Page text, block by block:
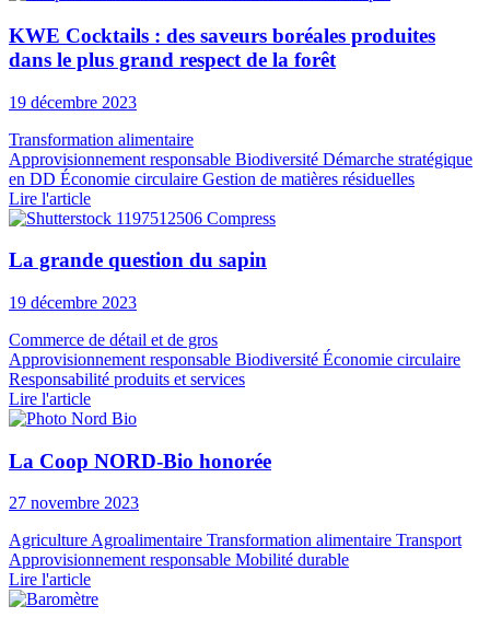
KWE Cocktails : des saveurs boréales produites
dans le plus grand respect de la forêt
19 décembre 2023
Transformation alimentaire
Approvisionnement responsable Biodiversité Démarche stratégique
en DD Économie circulaire Gestion de matières résiduelles
Lire l'article
La grande question du sapin
19 décembre 2023
Commerce de détail et de gros
Approvisionnement responsable Biodiversité Économie circulaire
Responsabilité produits et services
Lire l'article
La Coop NORD-Bio honorée
27 novembre 2023
Agriculture Agroalimentaire Transformation alimentaire Transport
Approvisionnement responsable Mobilité durable
Lire l'article